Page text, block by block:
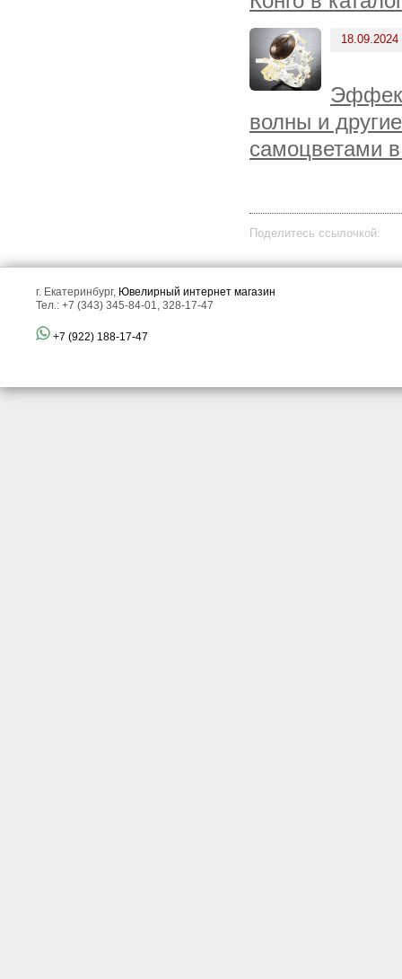
18.09.2024
волны и
самоцветами
Поделитесь ссылочкой:
г. Екатеринбург, Ювелирный интернет магазин
Тел.: +7 (343) 345-84-01, 328-17-47
+7 (922) 188-17-47